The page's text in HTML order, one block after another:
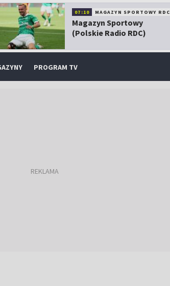
07:10 MAGAZYN SPORTOWY RDC
Magazyn Sportowy
(Polskie Radio RDC)
PROGRAM TV